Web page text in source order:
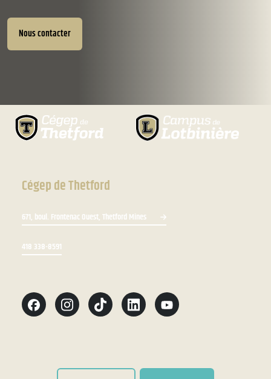
Nous contacter
Cégep de Thetford
671, boul. Frontenac Ouest, Thetford Mines
418 338-8591